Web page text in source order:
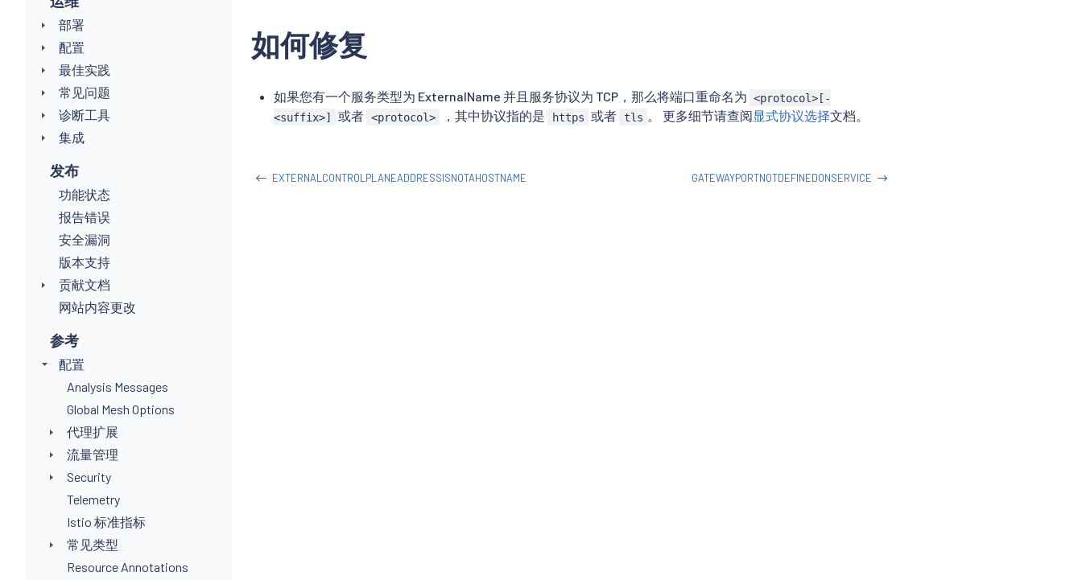
部署
配置
最佳实践
常见问题
诊断工具
集成
发布
功能状态
报告错误
安全漏洞
版本支持
贡献文档
网站内容更改
参考
配置
Analysis Messages
Global Mesh Options
代理扩展
流量管理
Security
Telemetry
Istio 标准指标
常见类型
Resource Annotations
如何修复
如果您有一个服务类型为 ExternalName 并且服务协议为 TCP，那么将端口重命名为 <protocol>[-
<suffix>]
或者 <protocol> ，其中协议指的是 https 或者 tls 。 更多细节请查阅显式协议选择文档。
EXTERNALCONTROLPLANEADDRESSISNOTAHOSTNAME GATEWAYPORTNOTDEFINEDONSERVICE